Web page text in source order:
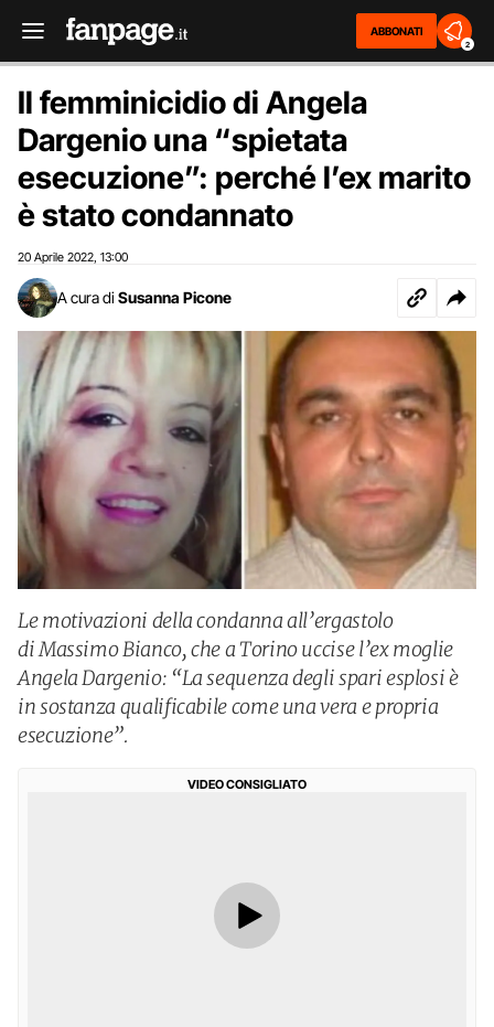
ABBONATI
2
Il femminicidio di Angela
Dargenio una “spietata
esecuzione”: perché l’ex marito
è stato condannato
20 Aprile 2022 13:00
A cura di Susanna Picone
Le motivazioni della condanna all’ergastolo
di Massimo Bianco, che a Torino uccise l’ex moglie
Angela Dargenio: “La sequenza degli spari esplosi è
in sostanza qualificabile come una vera e propria
esecuzione”.
VIDEO CONSIGLIATO